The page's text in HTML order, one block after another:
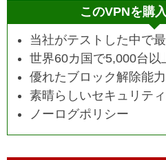
このVPNを購
当社がテストした中で
世界60カ国で5,000台以
優れたブロック解除能力
素晴らしいセキュリテ
ノーログポリシー